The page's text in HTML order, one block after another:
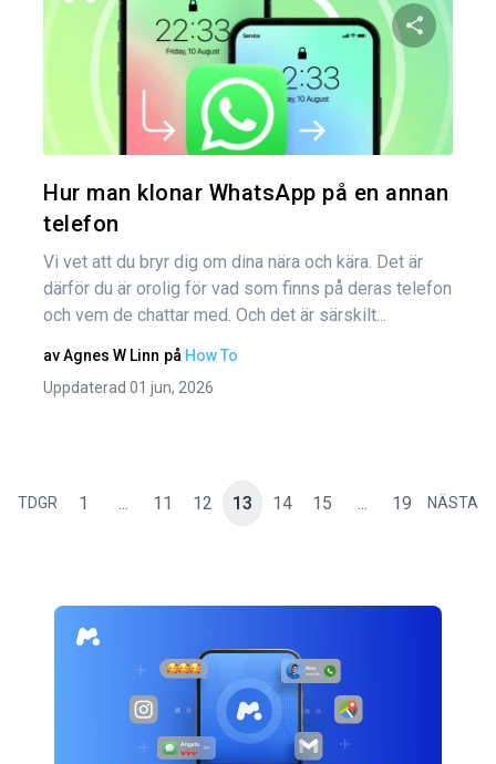
Hur man klonar WhatsApp på en annan
telefon
Vi vet att du bryr dig om dina nära och kära. Det är
därför du är orolig för vad som finns på deras telefon
och vem de chattar med. Och det är särskilt...
avAgnes W Linn på How To
Uppdaterad 01 jun, 2026
TDGR 1 ... 11 12 13 14 15 ... 19 NÄSTA